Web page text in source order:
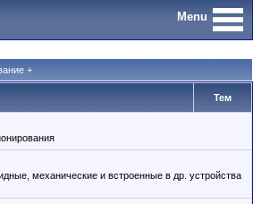
Menu
+
Тем
механические и встроенные в др. устройства